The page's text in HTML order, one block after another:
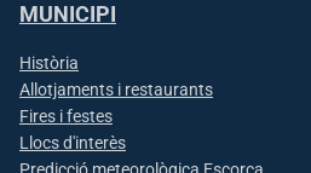
MUNICIPI
Història
Allotjaments i restaurants
Fires i festes
Llocs d'interès